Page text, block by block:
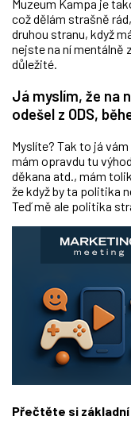
Muzeum Kampa je
což dělám strašně
druhou stranu, když
nejste na ní mentálně
důležité.
Já myslím, že na
odešel z ODS,
Myslíte? Tak to já
mám opravdu tu
děkana atd., mám
že když by ta politika
Teď mě ale politika
Přečtěte si